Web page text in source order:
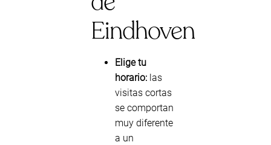
Eindhoven
Elige tu
horario: las
visitas cortas
se comportan
muy diferente
a un